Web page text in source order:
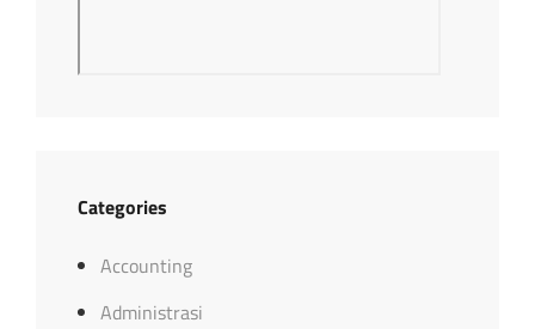
Categories
Accounting
Administrasi